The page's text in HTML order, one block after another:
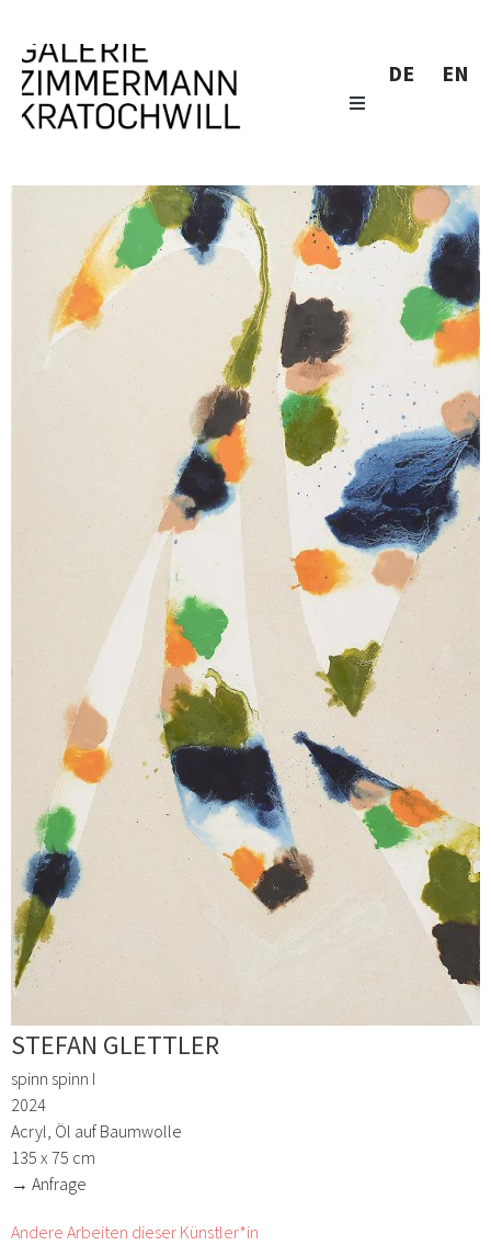
DE EN
STEFAN GLETTLER
spinn spinn I
2024
Acryl, Öl auf Baumwolle
135 x 75 cm
→ Anfrage
Andere Arbeiten dieser Künstler*in